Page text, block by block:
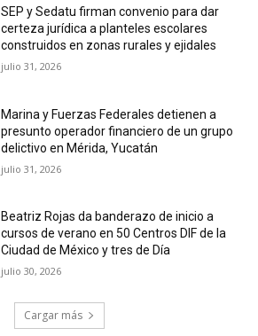
SEP y Sedatu firman convenio para dar
certeza jurídica a planteles escolares
construidos en zonas rurales y ejidales
julio 31, 2026
Marina y Fuerzas Federales detienen a
presunto operador financiero de un grupo
delictivo en Mérida, Yucatán
julio 31, 2026
Beatriz Rojas da banderazo de inicio a
cursos de verano en 50 Centros DIF de la
Ciudad de México y tres de Día
julio 30, 2026
Cargar más